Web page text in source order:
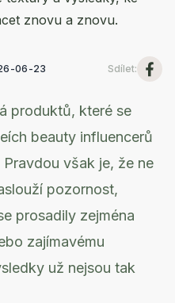
znovu a znovu.
06-23 Sdílet:
produktů, které se
beauty influencerů
však je, že ne
pozornost,
prosadily zejména
zajímavému
už nejsou tak